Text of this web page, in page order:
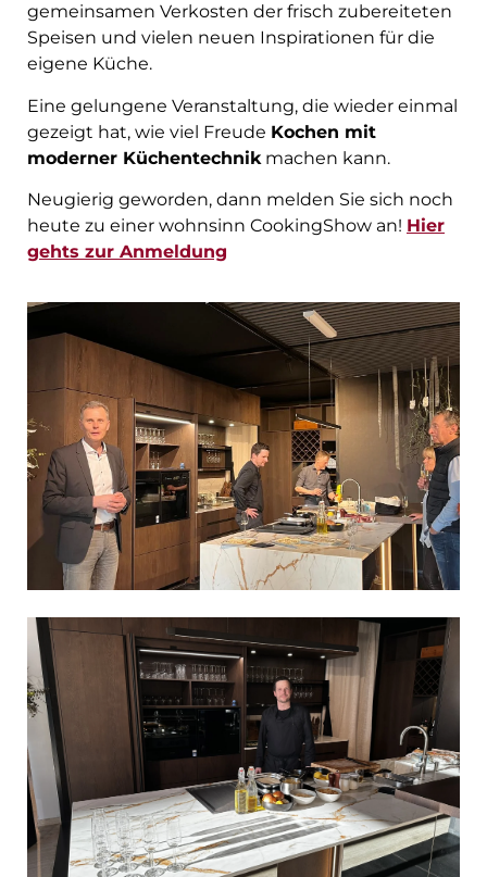
gemeinsamen Verkosten der frisch zubereiteten
Speisen und vielen neuen Inspirationen für die
eigene Küche.
Eine gelungene Veranstaltung, die wieder einmal
gezeigt hat, wie viel Freude Kochen mit
moderner Küchentechnik machen kann.
Neugierig geworden, dann melden Sie sich noch
heute zu einer wohnsinn CookingShow an! Hier
gehts zur Anmeldung